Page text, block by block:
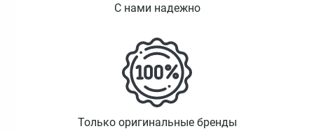
С нами надежно
Только оригинальные бренды